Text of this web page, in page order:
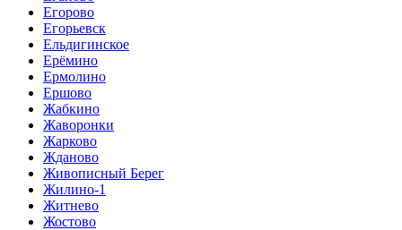
Егорово
Егорьевск
Ельдигинское
Ерёмино
Ермолино
Ершово
Жабкино
Жаворонки
Жарково
Жданово
Живописный Берег
Жилино-1
Житнево
Жостово